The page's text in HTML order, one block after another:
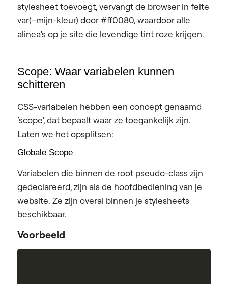
stylesheet toevoegt, vervangt de browser in feite
var(–mijn-kleur) door #ff0080, waardoor alle
alinea’s op je site die levendige tint roze krijgen.
Scope: Waar variabelen kunnen
schitteren
CSS-variabelen hebben een concept genaamd
‘scope’, dat bepaalt waar ze toegankelijk zijn.
Laten we het opsplitsen:
Globale Scope
Variabelen die binnen de root pseudo-class zijn
gedeclareerd, zijn als de hoofdbediening van je
website. Ze zijn overal binnen je stylesheets
beschikbaar.
Voorbeeld